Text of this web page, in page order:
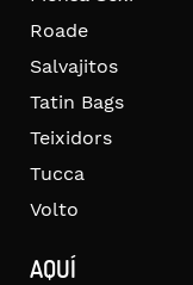
Roade
Salvajitos
Tatin Bags
Teixidors
Tucca
Volto
AQUÍ